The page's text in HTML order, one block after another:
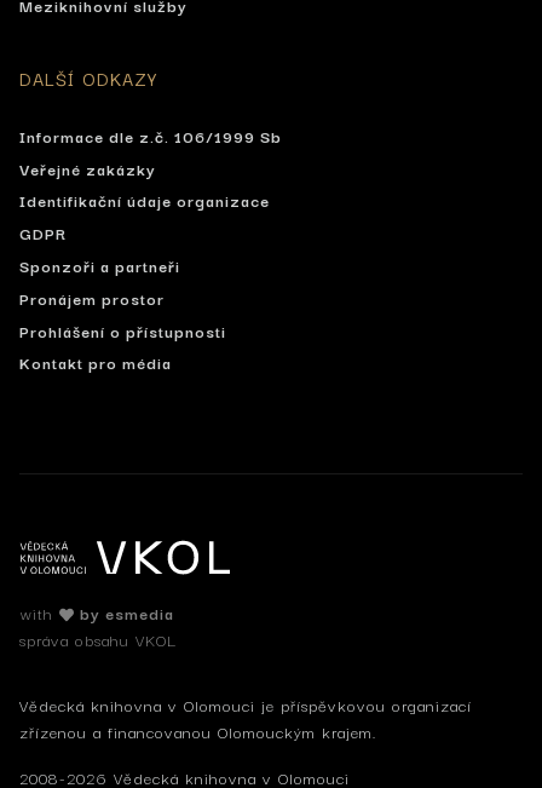
Meziknihovní služby
DALŠÍ ODKAZY
Informace dle z.č. 106/1999 Sb
Veřejné zakázky
Identifikační údaje organizace
GDPR
Sponzoři a partneři
Pronájem prostor
Prohlášení o přístupnosti
Kontakt pro média
with
by esmedia
správa obsahu VKOL
Vědecká knihovna v Olomouci je příspěvkovou organizací
zřízenou a financovanou Olomouckým krajem.
2008-2026 Vědecká knihovna v Olomouci